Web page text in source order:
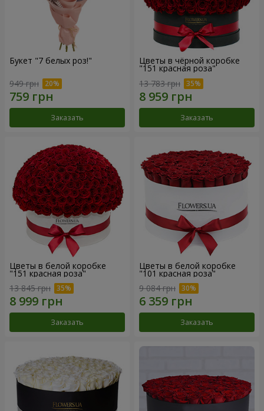
Букет "7 белых роз!"
949 грн
Заказать
Цветы в чёрной коробке
"151 красная роза"
13 783 грн
Заказать
Цветы в белой коробке
"151 красная роза"
13 845 грн
Заказать
Цветы в белой коробке
"101 красная роза"
9 084 грн
Заказать